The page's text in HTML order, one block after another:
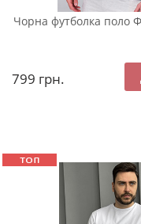
Чорна футболка поло
799 грн.